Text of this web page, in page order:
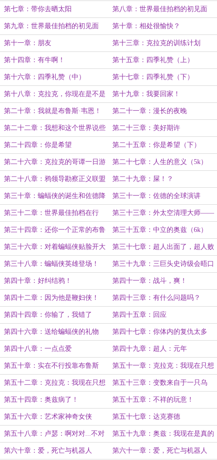
哥呀！
第七章：带你去晒太阳 第八章：世界最佳拍档的初见面
（上）
第九章：世界最佳拍档的初见面
（下）
第十章：相处很愉快？
第十一章：朋友 第十三章：克拉克的训练计划
第十四章：有牛啊！ 第十五章：四季礼赞（上）
第十六章：四季礼赞（中） 第十七章：四季礼赞（下）
第十八章：克拉克，你现在是不是
很得意！？（7k）
第十九章：我要回家！
第二十章：我就是布鲁斯·韦恩！ 第二十一章：漫长的夜晚
第二十二章：我想和这个世界说些
话
第二十三章：美好期许
第二十四章：你是希望 第二十五章：你是希望（下）
第二十六章：克拉克的哥谭一日游 第二十七章：人生的意义（5k）
第二十八章：鸦领导勘察正义联盟 第二十九章：屎！？
第三十章：蝙蝠侠的诞生和佐德降
临（6k）
第三十一章：佐德的全球演讲
第三十二章：世界最佳拍档在行
动！
第三十三章：外太空清理大师——
佐德
第三十四章：还你一个正常的布鲁
斯
第三十五章：中立的奥兹（6k）
第三十六章：对着蝙蝠侠贴脸开大 第三十七章：超人出面了，超人败
北了（悲）
第三十八章：蝙蝠侠英雄登场！ 第三十九章：三巨头史诗级会晤口
牙！
第四十章：好纠结鸦！ 第四十一章：战斗，爽！
第四十二章：因为他是鞭妇侠！ 第四十三章：有什么问题吗？
第四十四章：你输了，我错了 第四十五章：回应
第四十六章：送给蝙蝠侠的礼物
（上）
第四十七章：你体内的复仇太多
了，我来帮你疏通疏通
第四十八章：一点点爱 第四十九章：超人：元年
第五十章：实在不行投靠布鲁斯
吧！
第五十一章：克拉克：我现在只想
搞钱！
第五十二章：克拉克：我现在只想
死！
第五十三章：变数来自于一只乌
鸦？！
第五十四章：奥兹病了！ 第五十五章：不祥的玩意！
第五十六章：艺术家神奇女侠 第五十七章：达克赛德
第五十八章：卢瑟：啊对对...不对
不对，啊对对对！
第五十九章：奥兹：我现在是真的
有点方了
第六十章：爱，死亡与机器人 第六十一章：爱，死亡与机器人